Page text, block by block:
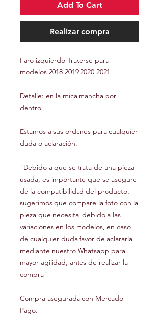
Add To Cart
Realizar compra
Faro izquierdo Traverse para
modelos 2018 2019 2020 2021
Detalle: en la mica mancha por
dentro.
Estamos a sus órdenes para cualquier
duda o aclaración.
"Debido a que se trata de una pieza
usada, es importante que se asegure
de la compatibilidad del producto,
sugerimos que compare la foto con la
pieza que necesita, debido a las
variaciones en los modelos, en caso
de cualquier duda favor de aclararla
mediante nuestro Whatsapp para
mayor agilidad, antes de realizar la
compra"
Compra asegurada con Mercado
Pago.